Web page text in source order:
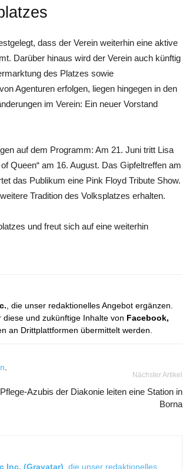
dass der Verein weiterhin eine aktive
Darüber hinaus wird der Verein auch künftig
des Platzes sowie
Agenturen erfolgen, liegen hingegen in den
im Verein: Ein neuer Vorstand
auf dem Programm: Am 21. Juni tritt Lisa
Queen“ am 16. August. Das Gipfeltreffen am
das Publikum eine Pink Floyd Tribute Show.
Tradition des Volksplatzes erhalten.
und freut sich auf eine weiterhin
, die unser redaktionelles Angebot ergänzen.
diese und zukünftige Inhalte von Facebook,
an Drittplattformen übermittelt werden.
Nächster Artikel
Pflege-Azubis der Diakonie leiten eine Station in
Borna
Inc. (Gravatar) , die unser redaktionelles